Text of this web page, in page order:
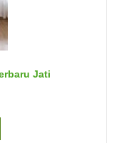
Jati